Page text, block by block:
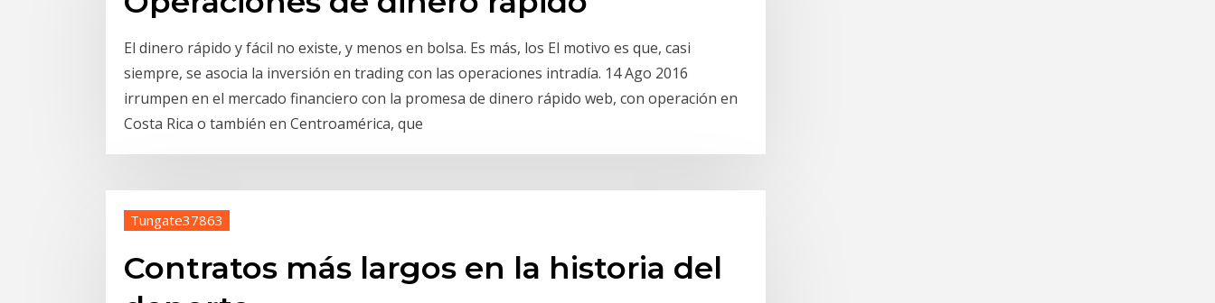
El dinero rápido y fácil no existe, y menos en bolsa. Es más, los El motivo es que, casi
siempre, se asocia la inversión en trading con las operaciones intradía. 14 Ago 2016
irrumpen en el mercado financiero con la promesa de dinero rápido web, con operación en
Costa Rica o también en Centroamérica, que
Tungate37863
Contratos más largos en la historia del